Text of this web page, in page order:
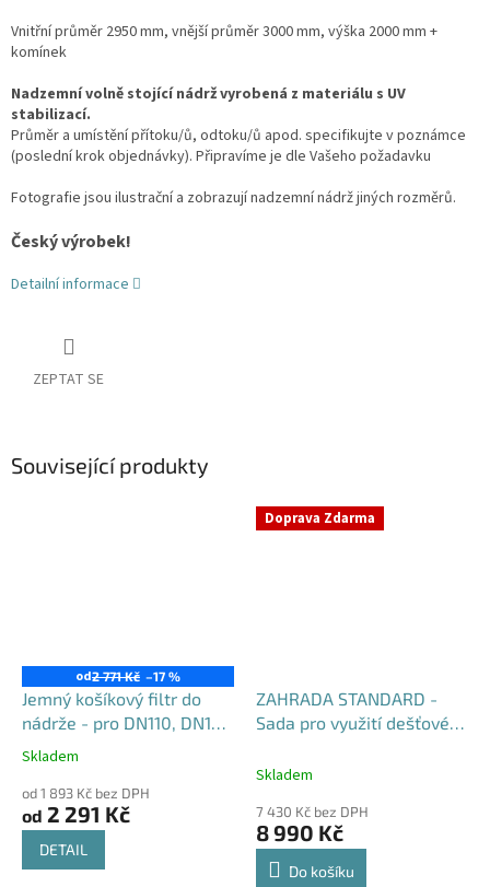
Vnitřní průměr 2950 mm, vnější průměr 3000 mm, výška 2000 mm +
komínek
Nadzemní volně stojící nádrž vyrobená z materiálu s UV
stabilizací.
Průměr a umístění přítoku/ů, odtoku/ů apod. specifikujte v poznámce
(poslední krok objednávky). Připravíme je dle Vašeho požadavku
Fotografie jsou ilustrační a zobrazují nadzemní nádrž jiných rozměrů.
Český výrobek!
Detailní informace
ZEPTAT SE
Související produkty
od2 771 Kč –17 %
Jemný košíkový filtr do
nádrže - pro DN110, DN125
i DN160
Průměrné
produktu
je
Skladem
od 1 893 Kč bez DPH
od 2 291 Kč
DETAIL
Doprava Zdarma
ZAHRADA STANDARD -
Sada pro využití dešťové
Skladem
7 430 Kč bez DPH
8 990 Kč
Do košíku